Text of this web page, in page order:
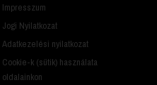
Impresszum
Jogi Nyilatkozat
Adatkezelési nyilatkozat
Cookie-k (sütik) használata
oldalainkon